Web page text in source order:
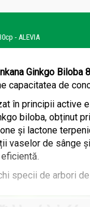
- ALEVIA
Ginkgo
capacitatea de
în principii active
biloba, obținut
și lactone
vaselor de sânge
specii de arbori